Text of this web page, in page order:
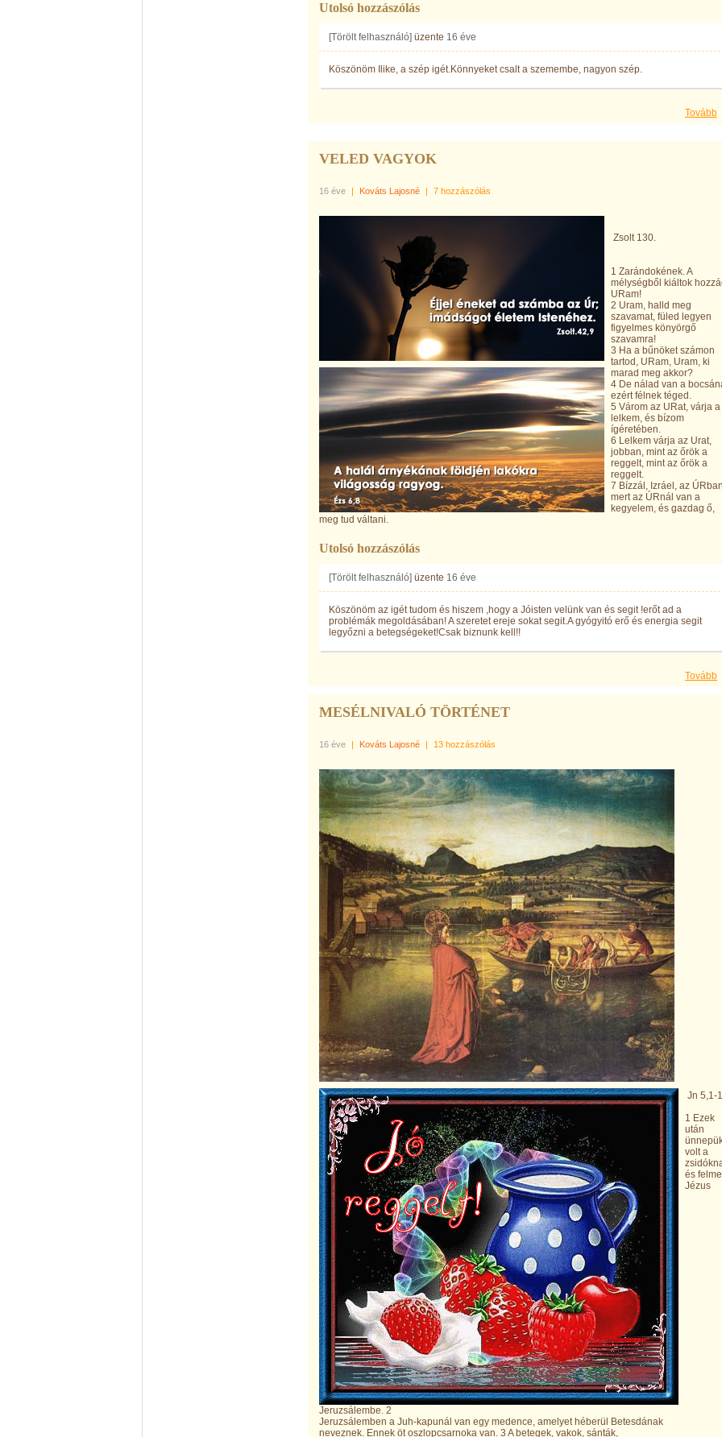
Utolsó hozzászólás
[Törölt felhasználó] üzente 16 éve
Köszönöm Ilike, a szép igét.Könnyeket csalt a szemembe, nagyon szép.
Tovább
VELED VAGYOK
16 éve | Kováts Lajosné | 7 hozzászólás
Zsolt 130.
1 Zarándokének. A
mélységből kiáltok
URam!
2 Uram, halld meg
szavamat, füled legyen
figyelmes könyörgő
szavamra!
3 Ha a bűnöket számon
tartod, URam, Uram, ki
marad meg akkor?
4 De nálad van a
ezért félnek téged.
5 Várom az URat, várja a
lelkem, és bízom
ígéretében.
6 Lelkem várja az Urat,
jobban, mint az őrök a
reggelt, mint az őrök a
reggelt.
7 Bízzál, Izráel, az
mert az ÚRnál van a
kegyelem, és gazdag ő,
meg tud váltani.
Utolsó hozzászólás
[Törölt felhasználó] üzente 16 éve
Köszönöm az igét tudom és hiszem ,hogy a Jóisten velünk van és segit !erőt ad a
problémák megoldásában! A szeretet ereje sokat segit.A gyógyitó erő és energia segit
legyőzni a betegségeket!Csak biznunk kell!!
Tovább
MESÉLNIVALÓ TÖRTÉNET
16 éve | Kováts Lajosné | 13 hozzászólás
Jn 5,1-
1 Ezek
után
volt a
és
Jézus
Jeruzsálembe. 2
Jeruzsálemben a Juh-kapunál van egy medence, amelyet héberül Betesdának
neveznek. Ennek öt oszlopcsarnoka van. 3 A betegek, vakok, sánták,